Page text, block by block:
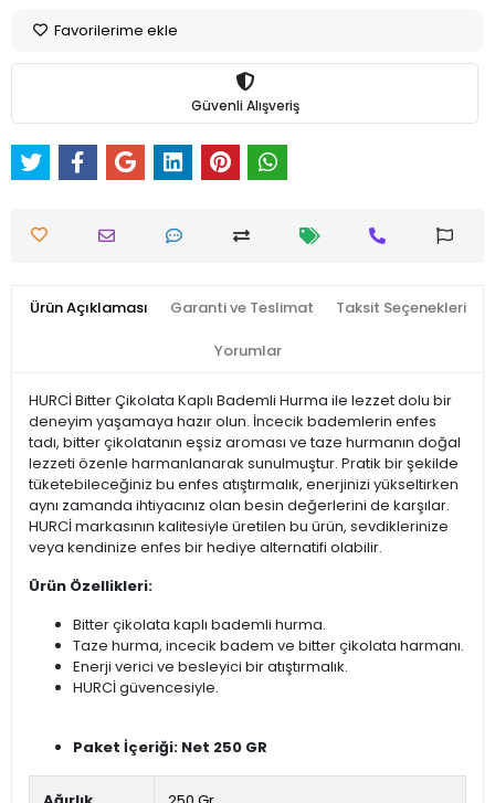
Favorilerime ekle
Güvenli Alışveriş
Ürün Açıklaması Garanti ve Teslimat Taksit Seçenekleri
Yorumlar
HURCİ Bitter Çikolata Kaplı Bademli Hurma ile lezzet dolu bir
deneyim yaşamaya hazır olun. İncecik bademlerin enfes
tadı, bitter çikolatanın eşsiz aroması ve taze hurmanın doğal
lezzeti özenle harmanlanarak sunulmuştur. Pratik bir şekilde
tüketebileceğiniz bu enfes atıştırmalık, enerjinizi yükseltirken
aynı zamanda ihtiyacınız olan besin değerlerini de karşılar.
HURCİ markasının kalitesiyle üretilen bu ürün, sevdiklerinize
veya kendinize enfes bir hediye alternatifi olabilir.
Ürün Özellikleri:
Bitter çikolata kaplı bademli hurma.
Taze hurma, incecik badem ve bitter çikolata harmanı.
Enerji verici ve besleyici bir atıştırmalık.
HURCİ güvencesiyle.
Paket İçeriği: Net 250 GR